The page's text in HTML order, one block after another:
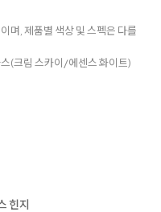
며, 제품별 색상 및 스펙은 다를
(크림 스카이/에센스 화이트)
힌지